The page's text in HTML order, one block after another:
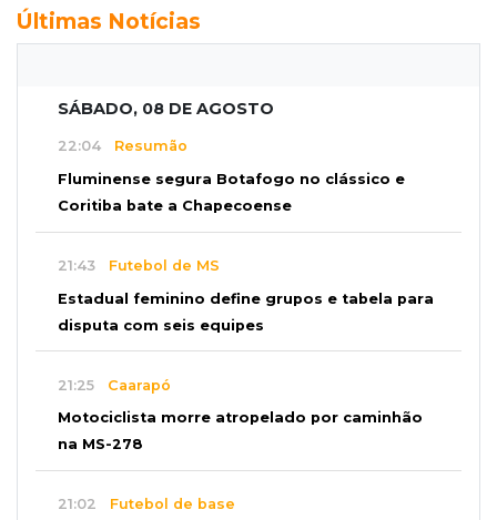
Últimas Notícias
SÁBADO, 08 DE AGOSTO
22:04 Resumão
Fluminense segura Botafogo no clássico e
Coritiba bate a Chapecoense
21:43 Futebol de MS
Estadual feminino define grupos e tabela para
disputa com seis equipes
21:25 Caarapó
Motociclista morre atropelado por caminhão
na MS-278
21:02 Futebol de base